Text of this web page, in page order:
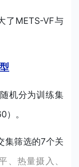
了METS-VF与
机分为训练集
）。
集筛选的7个关
、热量摄入、